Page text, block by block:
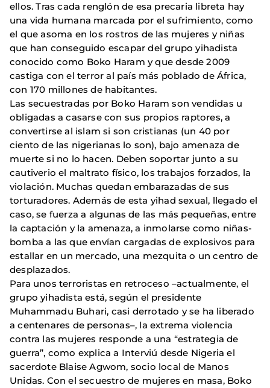
ellos. Tras cada renglón de esa precaria libreta hay
una vida humana marcada por el sufrimiento, como
el que asoma en los rostros de las mujeres y niñas
que han conseguido escapar del grupo yihadista
conocido como Boko Haram y que desde 2009
castiga con el terror al país más poblado de África,
con 170 millones de habitantes.
Las secuestradas por Boko Haram son vendidas u
obligadas a casarse con sus propios raptores, a
convertirse al islam si son cristianas (un 40 por
ciento de las nigerianas lo son), bajo amenaza de
muerte si no lo hacen. Deben soportar junto a su
cautiverio el maltrato físico, los trabajos forzados, la
violación. Muchas quedan embarazadas de sus
torturadores. Además de esta yihad sexual, llegado el
caso, se fuerza a algunas de las más pequeñas, entre
la captación y la amenaza, a inmolarse como niñas-
bomba a las que envían cargadas de explosivos para
estallar en un mercado, una mezquita o un centro de
desplazados.
Para unos terroristas en retroceso –actualmente, el
grupo yihadista está, según el presidente
Muhammadu Buhari, casi derrotado y se ha liberado
a centenares de personas–, la extrema violencia
contra las mujeres responde a una “estrategia de
guerra”, como explica a Interviú desde Nigeria el
sacerdote Blaise Agwom, socio local de Manos
Unidas. Con el secuestro de mujeres en masa, Boko